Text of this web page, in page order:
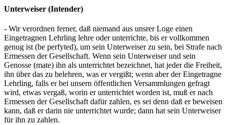
Unterweiser (Intender)
- Wir verordnen ferner, daß niemand aus unsrer Loge einen
Eingetragnen Lehrling lehre oder unterrichte, bis er vollkommen
genug ist (be perfyted), um sein Unterweiser zu sein, bei Strafe nach
Ermessen der Gesellschaft. Wenn sein Unterweiser und sein
Genosse (mate) ihn als unterrichtet bezeichnet, hat jeder die Freiheit,
ihn über das zu belehren, was er vergißt; wenn aber der Eingetragne
Lehrling, falls er bei unsern öffentlichen Versammlungen gefragt
wird, etwas vergaß, worin er unterrichtet worden ist, muß er nach
Ermessen der Gesellschaft dafür zahlen, es sei denn daß er beweisen
kann, daß er darin nie unterrichtet wurde; dann hat sein Unterweiser
für ihn zu zahlen.